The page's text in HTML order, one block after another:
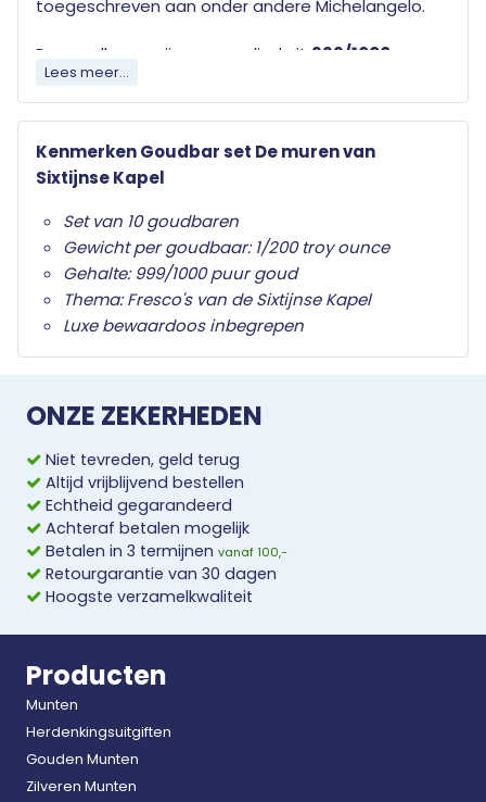
toegeschreven aan onder andere Michelangelo.
De goudbaren zijn vervaardigd uit 999/1000 puur
gouden worden geleverd in een luxe
presentatiebox. Deze bijzondere combinatie van
een waardevolle aanvulling op iedere verzameling.
Lees meer...
Kenmerken Goudbar set De muren van
Sixtijnse Kapel
Set van 10 goudbaren
Gewicht per goudbaar: 1/200 troy ounce
Gehalte: 999/1000 puur goud
Thema: Fresco's van de Sixtijnse Kapel
Luxe bewaardoos inbegrepen
ONZE ZEKERHEDEN
Niet tevreden, geld terug
Altijd vrijblijvend bestellen
Echtheid gegarandeerd
Achteraf betalen mogelijk
Betalen in 3 termijnen vanaf 100,-
Retourgarantie van 30 dagen
Hoogste verzamelkwaliteit
Producten
Munten
Herdenkingsuitgiften
Gouden Munten
Zilveren Munten